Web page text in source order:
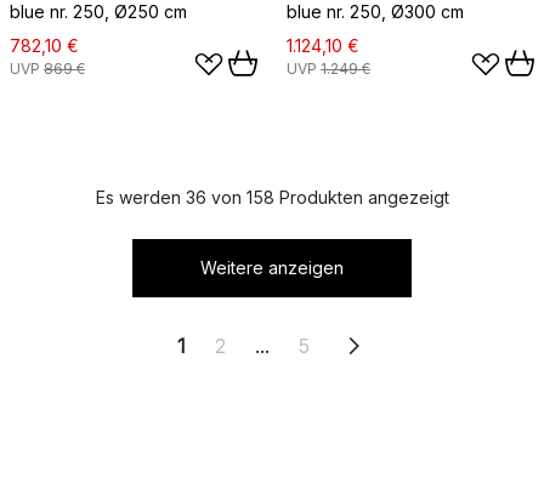
blue nr. 250, Ø250 cm
782,10 €
UVP 869 €
blue nr. 250, Ø300 cm
1.124,10 €
UVP 1.249 €
Es werden 36 von 158 Produkten angezeigt
Weitere anzeigen
1 2 ... 5